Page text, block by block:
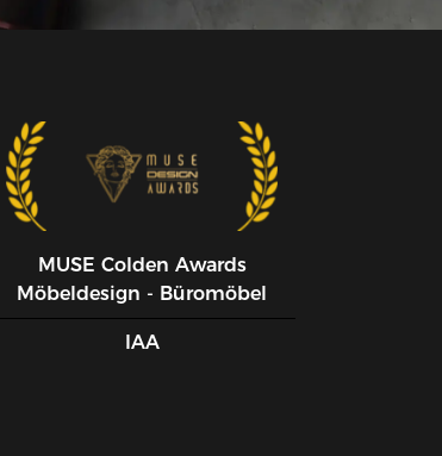
MUSE CoIden Awards
Möbeldesign - Büromöbel
IAA